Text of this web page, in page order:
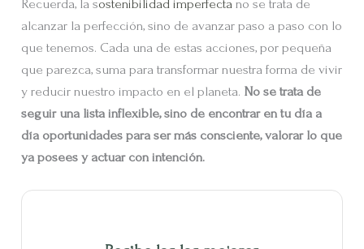
Recuerda, la sostenibilidad imperfecta no se trata de
alcanzar la perfección, sino de avanzar paso a paso con lo
que tenemos. Cada una de estas acciones, por pequeña
que parezca, suma para transformar nuestra forma de vivir
y reducir nuestro impacto en el planeta. No se trata de
seguir una lista inflexible, sino de encontrar en tu día a
día oportunidades para ser más consciente, valorar lo que
ya posees y actuar con intención.